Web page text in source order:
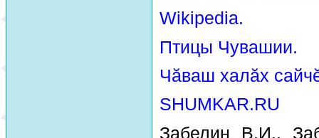
Wikipedia.
Птицы Чувашии.
Чăваш халăх
SHUMKAR.RU
Забелин В.И.,